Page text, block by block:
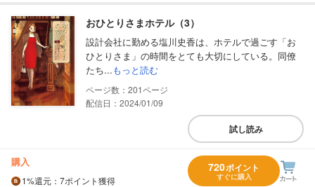
おひとりさまホテル（3）
設計会社に勤める塩川史香は、ホテルで過ごす「お
ひとりさま」の時間をとても大切にしている。同僚
たち...もっと読む
201
配信日：2024/01/09
試し読み
購入
1%還元 ：7ポイント獲得
720ポイント
すぐに購入